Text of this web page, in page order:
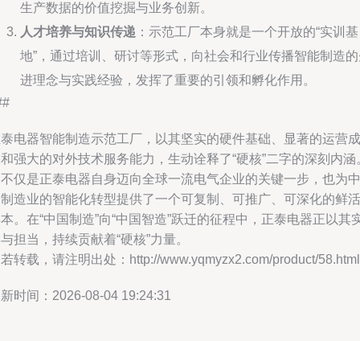
生产数据的价值挖掘与业务创新。
人才培养与知识传递 ：示范工厂本身就是一个开放的“实训基
地”，通过培训、研讨等形式，向社会和行业传播智能制造
进理念与实践经验，发挥了重要的引领和孵化作用。
电器智能制造示范工厂，以其坚实的硬件基础、显著的运营成
强大的对外技术服务能力，生动诠释了“硬核”二字的深刻内涵
仅是正泰电器自身迈向全球一流电气企业的关键一步，也为中
造业的智能化转型提供了一个可复制、可推广、可深化的鲜活
。在“中国制造”向“中国智造”跃迁的征程中，正泰电器正以其
担当，持续贡献着“硬核”力量。
转载，请注明出处：http://www.yqmyzx2.com/product/58.html
时间：2026-08-04 19:24:31